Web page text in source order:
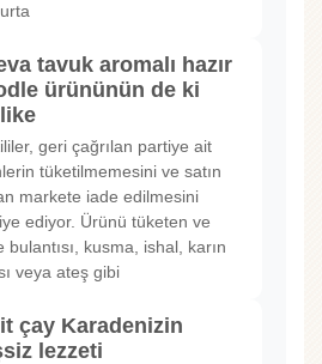
tavuk aromalı hazır
ürününün de ki
geri çağrılan partiye ait
tüketilmemesini ve satın
markete iade edilmesini
ediyor. Ürünü tüketen ve
bulantısı, kusma, ishal, karın
veya ateş gibi
çay Karadenizin
lezzeti